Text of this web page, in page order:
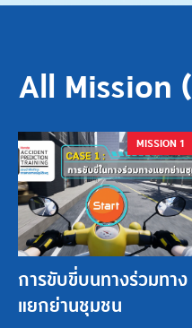
All Mission (
MISSION 1
การขับขี่บนทางร่วมทาง
แยกย่านชุมชน